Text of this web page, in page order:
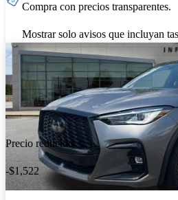
Compra con precios transparentes.
Mostrar solo avisos que incluyan
Precio reducido
-$1,522